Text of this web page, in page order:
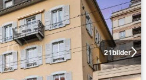
21bilder